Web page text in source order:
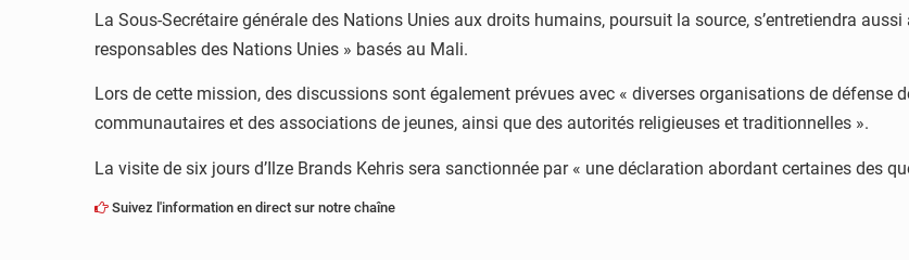
La Sous-Secrétaire générale des Nations Unies aux droits humains, poursuit la source, s’entretiendra
responsables des Nations Unies » basés au Mali.
Lors de cette mission, des discussions sont également prévues avec « diverses organisations de défense
communautaires et des associations de jeunes, ainsi que des autorités religieuses et traditionnelles ».
La visite de six jours d’Ilze Brands Kehris sera sanctionnée par « une déclaration abordant certaines des
Suivez l'information en direct sur notre chaîne